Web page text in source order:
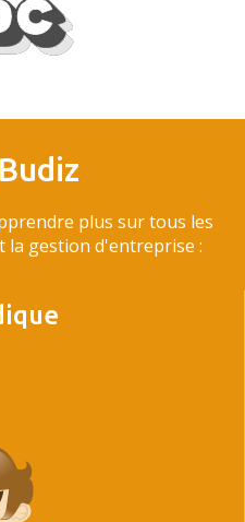
plus sur tous les
la gestion d'entreprise :